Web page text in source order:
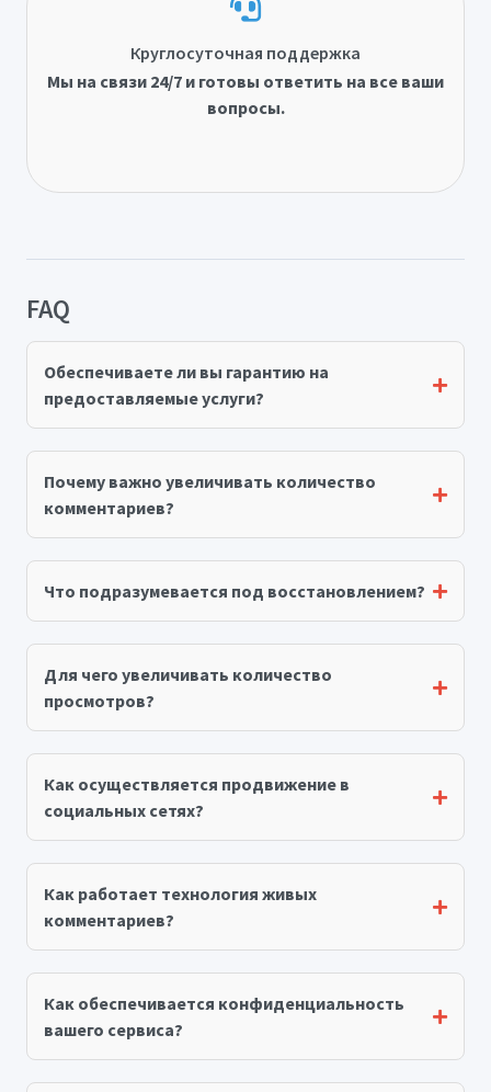
Круглосуточная поддержка
Мы на связи 24/7 и готовы ответить на все ваши
вопросы.
FAQ
Обеспечиваете ли вы гарантию на
предоставляемые услуги?
Почему важно увеличивать количество
комментариев?
Что подразумевается под восстановлением?
Для чего увеличивать количество
просмотров?
Как осуществляется продвижение в
социальных сетях?
Как работает технология живых
комментариев?
Как обеспечивается конфиденциальность
вашего сервиса?